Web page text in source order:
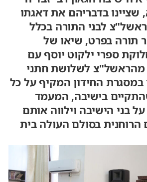
בדבריהם את דאגתו
לבני התורה בכלל
תורה בפרט, שיאו של
ספרי ילקוט יוסף עם
לשלושת חתני
החידון המקיף על כל
בישיבה, המעמד
בני הישיבה וילווה אותם
בסולם העולה בית